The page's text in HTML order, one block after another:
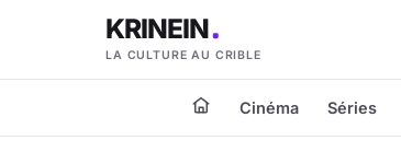
KRINEIN
LA CULTURE AU CRIBLE
Cinéma Séries